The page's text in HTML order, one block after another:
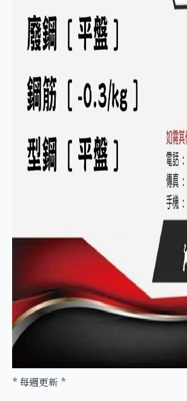
* 每週更新 *